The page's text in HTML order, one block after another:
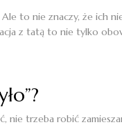
to nie znaczy, że ich
z tatą to nie tylko
nie trzeba robić